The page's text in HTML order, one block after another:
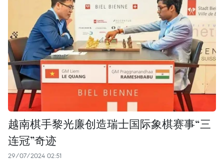
越南棋手黎光廉创造瑞士国际象棋赛事“三
连冠”奇迹
29/07/2024 02:51